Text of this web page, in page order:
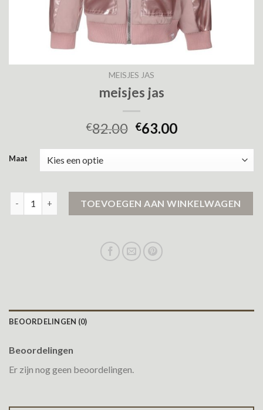
MEISJES JAS
meisjes jas
€82.00 €63.00
Maat
TOEVOEGEN AAN WINKELWAGEN
BEOORDELINGEN (0)
Beoordelingen
Er zijn nog geen beoordelingen.